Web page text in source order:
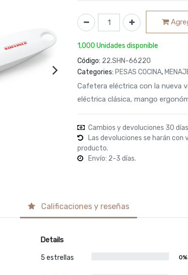
1,000 Unidades disponible
Código: 22.SHN-66220
Categories: PESAS COCINA,
Cafetera eléctrica con la nueva
eléctrica clásica, mango
Cambios y devoluciones 30
Las devoluciones se harán
producto.
Envío: 2-3 días.
Calificaciones y reseñas
Details
5 estrellas 0%